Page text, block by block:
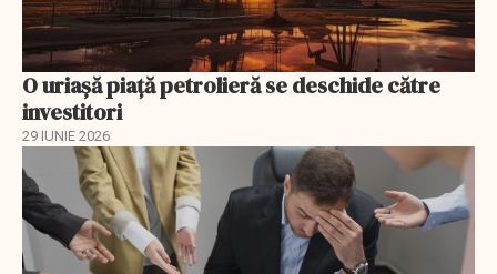
O uriaşă piaţă petrolieră se deschide către
investitori
29 IUNIE 2026